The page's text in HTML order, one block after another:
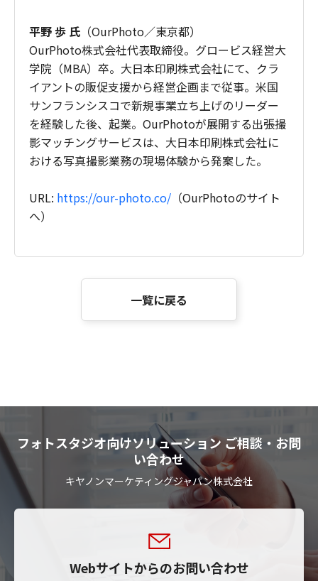
平野 歩 氏 （OurPhoto／東京都）
OurPhoto株式会社代表取締役。グロービス経営大
学院（MBA）卒。大日本印刷株式会社にて、クラ
イアントの販促支援から経営企画まで従事。米国
サンフランシスコで新規事業立ち上げのリーダー
を経験した後、起業。OurPhotoが展開する出張撮
影マッチングサービスは、大日本印刷株式会社に
おける写真撮影業務の現場体験から発案した。
URL: https://our-photo.co/ （OurPhotoのサイト
へ）
一覧に戻る
フォトスタジオ向けソリューション ご相談・お問
い合わせ
キヤノンマーケティングジャパン株式会社
Webサイトからのお問い合わせ